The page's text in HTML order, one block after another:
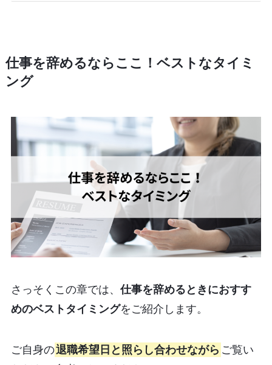
仕事を辞めるならここ！ベストなタイミ
ング
さっそくこの章では、 仕事を辞めるときにおすす
めのベストタイミングをご紹介します。
ご自身の退職希望日と照らし合わせながら ご覧い